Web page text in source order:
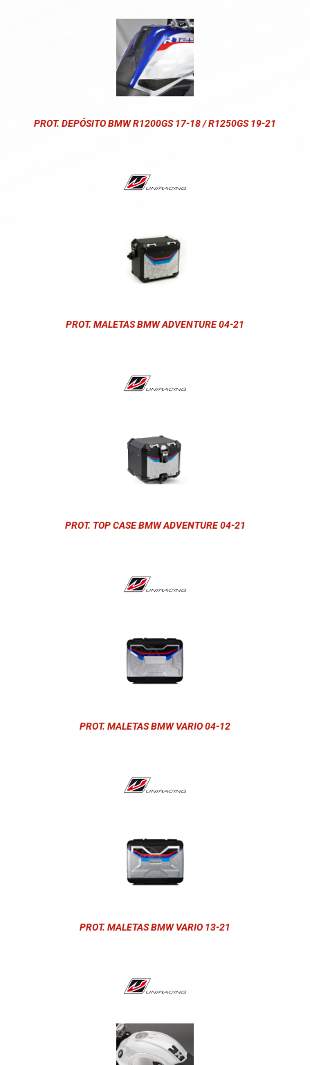
PROT. DEPÓSITO BMW R1200GS 17-18 / R1250GS 19-21
PROT. MALETAS BMW ADVENTURE 04-21
PROT. TOP CASE BMW ADVENTURE 04-21
PROT. MALETAS BMW VARIO 04-12
PROT. MALETAS BMW VARIO 13-21